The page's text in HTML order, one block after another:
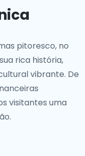
pitoresco, no
rica história,
vibrante. De
visitantes uma